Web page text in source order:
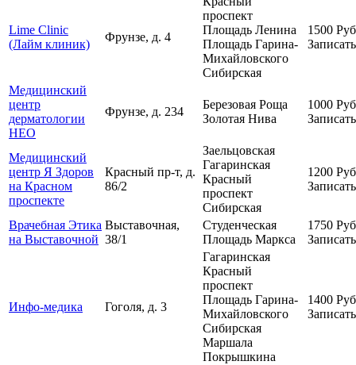
Lime Clinic
(Лайм клиник)
Фрунзе, д. 4
проспект
Площадь Ленина
Площадь Гарина-
Михайловского
Сибирская
1500
Медицинский
центр
дерматологии
НЕО
Фрунзе, д. 234
Березовая Роща
Золотая Нива
1000
Медицинский
центр Я Здоров
на Красном
проспекте
Красный пр-т, д.
86/2
Заельцовская
Гагаринская
Красный
проспект
Сибирская
1200
Врачебная Этика
на Выставочной
Выставочная,
38/1
Студенческая
Площадь Маркса
1750
Инфо-медика Гоголя, д. 3
Гагаринская
Красный
проспект
Площадь Гарина-
Михайловского
Сибирская
Маршала
Покрышкина
1400